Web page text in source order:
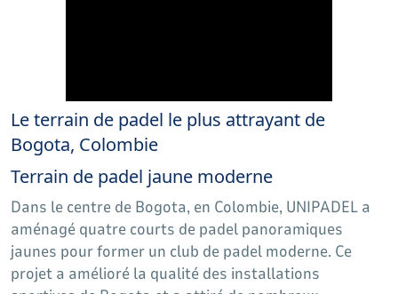
Le terrain de padel le plus attrayant de
Bogota, Colombie
Terrain de padel jaune moderne
Dans le centre de Bogota, en Colombie, UNIPADEL a
aménagé quatre courts de padel panoramiques
jaunes pour former un club de padel moderne. Ce
projet a amélioré la qualité des installations